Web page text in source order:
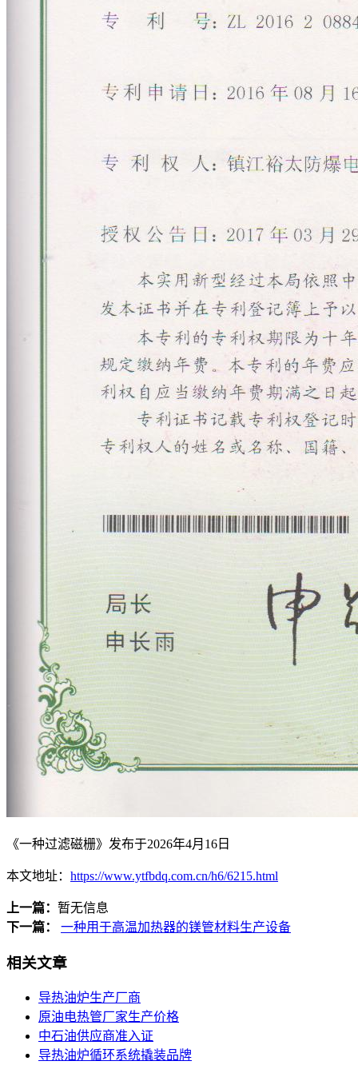
《一种过滤磁栅》发布于2026年4月16日
本文地址： https://www.ytfbdq.com.cn/h6/6215.html
上一篇： 暂无信息
下一篇：
一种用于高温加热器的镁管材料生产设备
相关文章
导热油炉生产厂商
原油电热管厂家生产价格
中石油供应商准入证
导热油炉循环系统撬装品牌